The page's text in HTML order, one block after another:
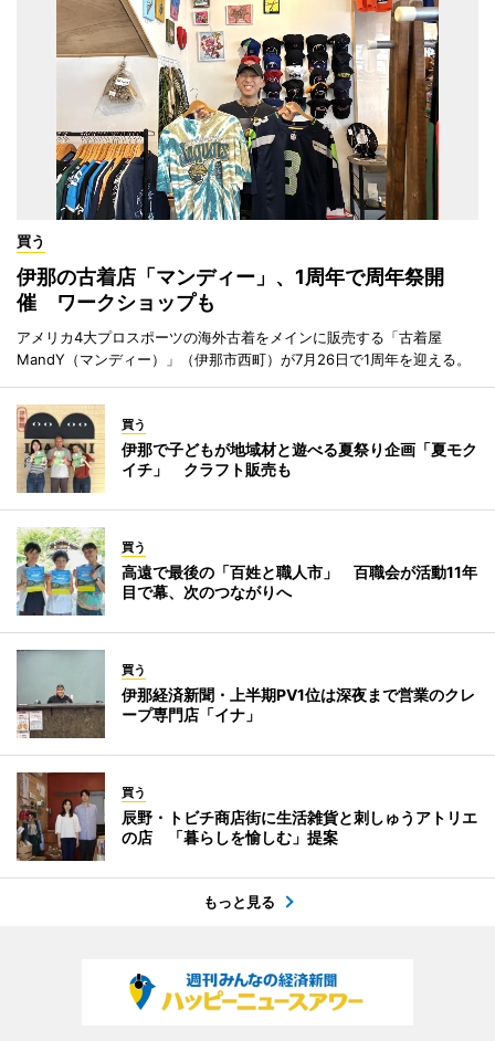
買う
伊那の古着店「マンディー」、1周年で周年祭開
催 ワークショップも
アメリカ4大プロスポーツの海外古着をメインに販売する「古着屋
MandY（マンディー）」（伊那市西町）が7月26日で1周年を迎える。
買う
伊那で子どもが地域材と遊べる夏祭り企画「夏モク
イチ」 クラフト販売も
買う
高遠で最後の「百姓と職人市」 百職会が活動11年
目で幕、次のつながりへ
買う
伊那経済新聞・上半期PV1位は深夜まで営業のクレ
ープ専門店「イナ」
買う
辰野・トビチ商店街に生活雑貨と刺しゅうアトリエ
の店 「暮らしを愉しむ」提案
もっと見る